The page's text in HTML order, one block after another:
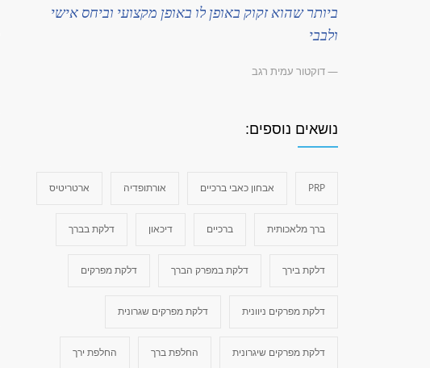
ביותר שהוא זקוק באופן לו באופן מקצועי וביחס אישי
ולבבי
— דוקטור עמית רגב
נושאים נוספים:
PRP אבחון כאבי ברכיים אורתופדיה ארטריטיס
ברך מלאכותית ברכיים דיכאון דלקת בברך
דלקת בירך דלקת במפרק הברך דלקת מפרקים
דלקת מפרקים ניוונית דלקת מפרקים שגרונית
דלקת מפרקים שיגרונית החלפת ברך החלפת ירך